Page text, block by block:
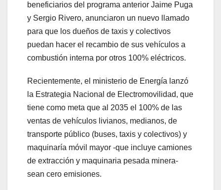
beneficiarios del programa anterior Jaime Puga
y Sergio Rivero, anunciaron un nuevo llamado
para que los dueños de taxis y colectivos
puedan hacer el recambio de sus vehículos a
combustión interna por otros 100% eléctricos.
Recientemente, el ministerio de Energía lanzó
la Estrategia Nacional de Electromovilidad, que
tiene como meta que al 2035 el 100% de las
ventas de vehículos livianos, medianos, de
transporte público (buses, taxis y colectivos) y
maquinaría móvil mayor -que incluye camiones
de extracción y maquinaria pesada minera-
sean cero emisiones.